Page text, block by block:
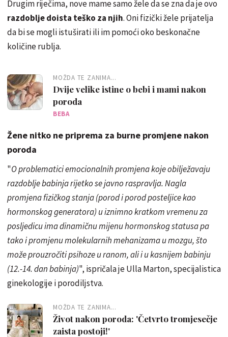
Drugim riječima, nove mame samo žele da se zna da je ovo
razdoblje doista teško za njih. Oni fizički žele prijatelja
da bi se mogli istuširati ili im pomoći oko beskonačne
količine rublja.
MOŽDA TE ZANIMA...
Dvije velike istine o bebi i mami nakon
poroda
BEBA
Žene nitko ne priprema za burne promjene nakon
poroda
"O problematici emocionalnih promjena koje obilježavaju
razdoblje babinja rijetko se javno raspravlja. Nagla
promjena fizičkog stanja (porod i porod posteljice kao
hormonskog generatora) u iznimno kratkom vremenu za
posljedicu ima dinamičnu mijenu hormonskog statusa pa
tako i promjenu molekularnih mehanizama u mozgu, što
može prouzročiti psihoze u ranom, ali i u kasnijem babinju
(12.-14. dan babinja)", ispričala je Ulla Marton, specijalistica
ginekologije i porodiljstva.
MOŽDA TE ZANIMA...
Život nakon poroda: 'Četvrto tromjesečje
zaista postoji!'